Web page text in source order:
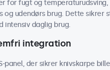
for fugt og
udendørs brug. Dette sikrer
intensiv daglig brug.
integration
der sikrer knivskarpe